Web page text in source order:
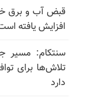
افزایش یافته
سنتکام: مسیر
تلاش‌ها برای
دارد